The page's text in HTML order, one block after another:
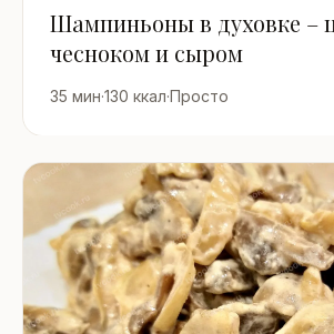
Шампиньоны в духовке –
чесноком и сыром
35 мин·130 ккал·Просто